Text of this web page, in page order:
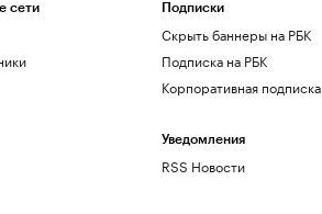
сети Подписки
Скрыть баннеры на РБК
Подписка на РБК
Корпоративная подписка
Уведомления
RSS Новости